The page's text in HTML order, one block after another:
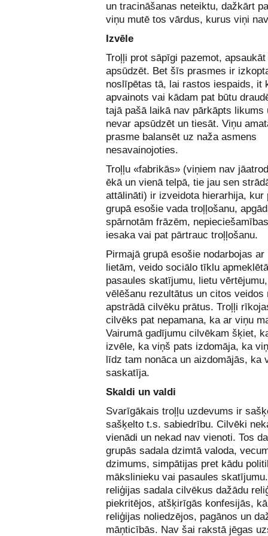
un tracināšanas neteiktu, dažkārt
viņu mutē tos vārdus, kurus viņi
Izvēle
Troļļi prot sāpīgi pazemot, apsaukāt
apsūdzēt. Bet šīs prasmes ir
noslīpētas tā, lai rastos iespaids, it
apvainots vai kādam pat būtu
tajā pašā laikā nav pārkāpts likums
nevar apsūdzēt un tiesāt. Viņu
prasme balansēt uz naža asmens
nesavainojoties.
Troļļu «fabrikās» (viņiem nav
ēkā un vienā telpā, tie jau sen
attālināti) ir izveidota hierarhija, kur
grupā esošie vada troļļošanu,
spārnotām frāzēm,
iesaka vai pat pārtrauc troļļošanu.
Pirmajā grupā esošie nodarbojas ar
lietām, veido sociālo tīklu
pasaules skatījumu, lietu
vēlēšanu rezultātus un citos veidos
apstrādā cilvēku prātus. Troļļi
cilvēks pat nepamana, ka ar viņu
Vairumā gadījumu cilvēkam šķiet,
izvēle, ka viņš pats izdomāja, ka
līdz tam nonāca un aizdomājās, ka
saskatīja.
Skaldi un valdi
Svarīgākais troļļu uzdevums ir
sašķelto t.s. sabiedrību. Cilvēki
vienādi un nekad nav vienoti. Tos
grupās sadala dzimtā valoda,
dzimums, simpātijas pret kādu
mākslinieku vai pasaules
reliģijas sadala cilvēkus dažādu
piekritējos, atšķirīgās konfesijās,
reliģijas noliedzējos, pagānos un
māņticībās. Nav šai rakstā jēgas